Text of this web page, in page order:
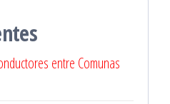
entre Comunas